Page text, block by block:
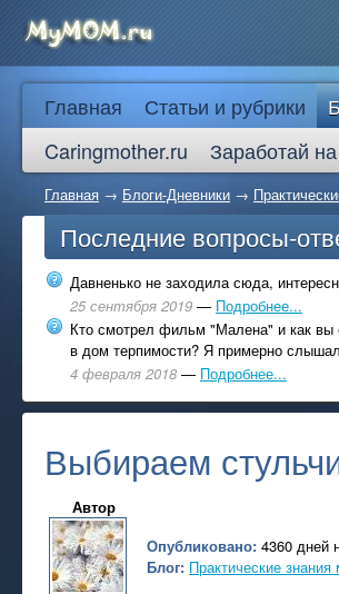
Главная Статьи и рубрики
Caringmother.ru
Заработай
Главная → Блоги-Дневники →
Последние вопросы-
Давненько не заходила сюда,
25 сентября 2019 — Подробнее...
Кто смотрел фильм "Малена" и как вы
в дом терпимости? Я примерно
4 февраля 2018 — Подробнее...
Выбираем
Автор
Опубликовано: 4360 дней
Блог: Практические